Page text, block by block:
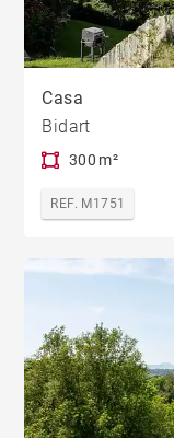
Casa
Bidart
300 m²
REF. M1751